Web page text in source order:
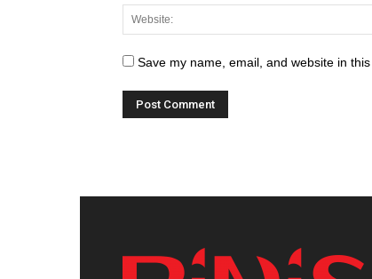
Save my name, email, and website in